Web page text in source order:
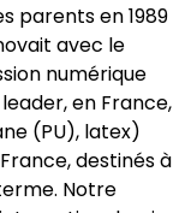
parents en 1989
avec le
numérique
en France,
(PU), latex)
destinés à
Notre